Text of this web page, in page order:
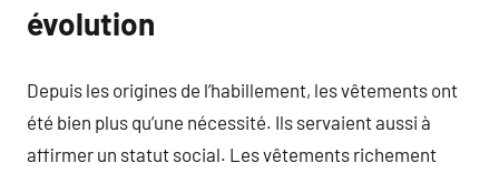
évolution
Depuis les origines de l’habillement, les vêtements ont
été bien plus qu’une nécessité. Ils servaient aussi à
affirmer un statut social. Les vêtements richement